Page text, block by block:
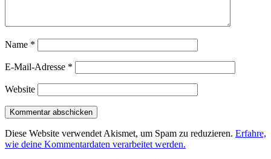
Name *
E-Mail-Adresse *
Website
Diese Website verwendet Akismet, um Spam zu reduzieren. Erfahre,
wie deine Kommentardaten verarbeitet werden.